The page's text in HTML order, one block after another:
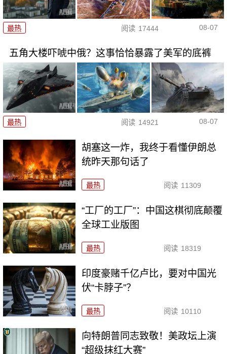
最热 阅读 17444 08-07
五角大楼吓唬中俄？这事恰恰暴露了美军的底裤
最热 阅读 14921 08-07
胡塞这一炸，我终于看懂伊朗总
统昨天那句话了
最热 阅读 11309
“工厂的工厂”：中国这棋彻底颠覆
全球工业版图
最热 阅读 18319
印度豪赌千亿卢比，要对中国光
伏“卡脖子”？
最热 阅读 10110
向特朗普同志致敬！美政坛上演
“超级抹红大赛”